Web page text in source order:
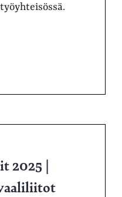
2025 |